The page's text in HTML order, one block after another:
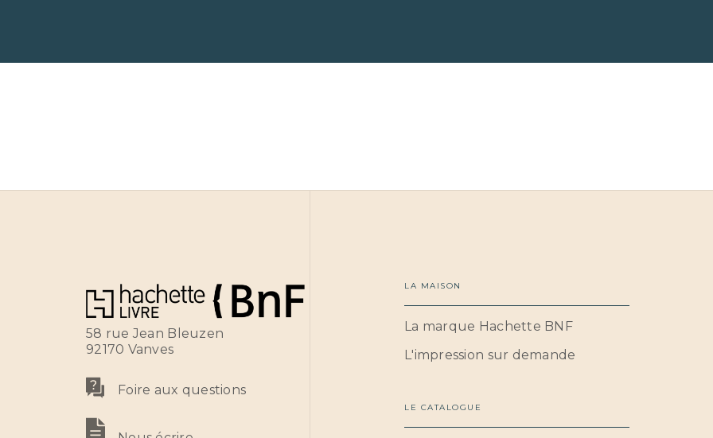
58 rue Jean Bleuzen
92170 Vanves
Foire aux questions
LA MAISON
La marque Hachette BNF
L'impression sur demande
LE CATALOGUE